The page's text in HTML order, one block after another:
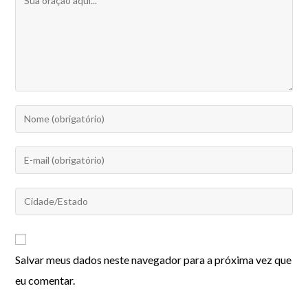
Salvar meus dados neste navegador para a próxima vez que
eu comentar.